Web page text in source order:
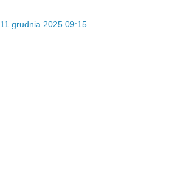
11 grudnia 2025 09:15